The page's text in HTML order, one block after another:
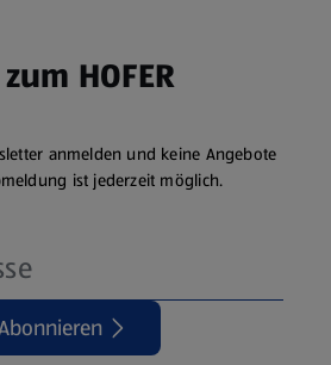
HOFER
anmelden und keine Angebote
ist jederzeit möglich.